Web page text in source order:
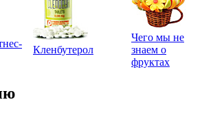
Кленбутерол
Чего мы не
знаем о
фруктах